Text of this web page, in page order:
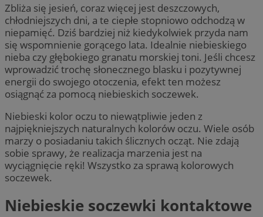
Zbliża się jesień, coraz więcej jest deszczowych,
chłodniejszych dni, a te ciepłe stopniowo odchodzą w
niepamięć. Dziś bardziej niż kiedykolwiek przyda nam
się wspomnienie gorącego lata. Idealnie niebieskiego
nieba czy głębokiego granatu morskiej toni. Jeśli chcesz
wprowadzić trochę słonecznego blasku i pozytywnej
energii do swojego otoczenia, efekt ten możesz
osiągnąć za pomocą niebieskich soczewek.
Niebieski kolor oczu to niewątpliwie jeden z
najpiękniejszych naturalnych kolorów oczu. Wiele osób
marzy o posiadaniu takich ślicznych ocząt. Nie zdają
sobie sprawy, że realizacja marzenia jest na
wyciągnięcie ręki! Wszystko za sprawą kolorowych
soczewek.
Niebieskie soczewki kontaktowe